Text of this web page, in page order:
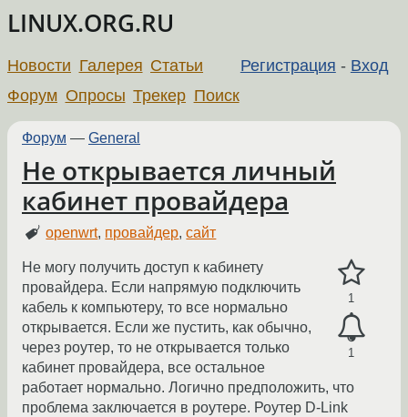
LINUX.ORG.RU
Регистрация - Вход
Новости Галерея Статьи
Форум Опросы Трекер Поиск
Форум — General
Не открывается личный
кабинет провайдера
openwrt, провайдер,сайт
1
1
Не могу получить доступ к кабинету
провайдера. Если напрямую подключить
кабель к компьютеру, то все нормально
открывается. Если же пустить, как обычно,
через роутер, то не открывается только
кабинет провайдера, все остальное
работает нормально. Логично предположить, что
проблема заключается в роутере. Роутер D-Link